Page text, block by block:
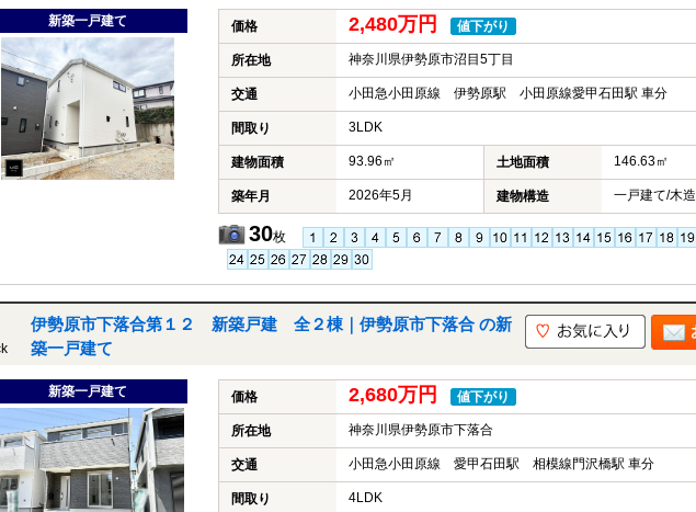
新築一戸建て 価格 2,480万円 値下がり
所在地 神奈川県伊勢原市沼目5丁目
交通 小田急小田原線 伊勢原駅 小田原線愛甲石田駅 車分
間取り 3LDK
建物面積 93.96㎡ 土地面積 146.63㎡
築年月 2026年5月 建物構造 一戸建て/木造
30枚
伊勢原市下落合第１２ 新築戸建 全２棟｜伊勢原市下落合 の新
築一戸建て
新築一戸建て 価格 2,680万円 値下がり
所在地 神奈川県伊勢原市下落合
交通 小田急小田原線 愛甲石田駅 相模線門沢橋駅 車分
間取り 4LDK